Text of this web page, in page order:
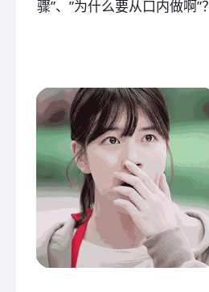
骤”、”为什么要从口内做啊”？